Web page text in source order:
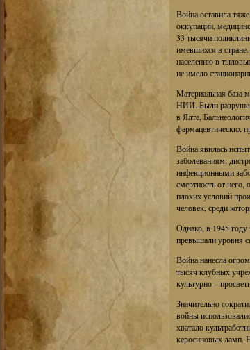
Война оставила
оккупации,
33 тысячи
имевшихся в
населению в
не имело
Материальная база
НИИ. Были
в Ялте,
фармацевтических
Война явилась
заболеваниям:
инфекционными
смертность от него,
плохих условий
человек, среди
Однако, в 1945
превышали уровня
Война нанесла
тысяч клубных
культурно –
Значительно
войны
хватало
керосиновых ламп.